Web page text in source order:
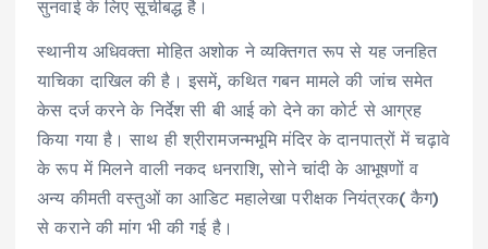
सुनवाई के लिए सूचीबद्ध है।
स्थानीय अधिवक्ता मोहित अशोक ने व्यक्तिगत रूप से यह जनहित
याचिका दाखिल की है। इसमें, कथित गबन मामले की जांच समेत
केस दर्ज करने के निर्देश सी बी आई को देने का कोर्ट से आग्रह
किया गया है। साथ ही श्रीरामजन्मभूमि मंदिर के दानपात्रों में चढ़ावे
के रूप में मिलने वाली नकद धनराशि, सोने चांदी के आभूषणों व
अन्य कीमती वस्तुओं का आडिट महालेखा परीक्षक नियंत्रक( कैग)
से कराने की मांग भी की गई है।